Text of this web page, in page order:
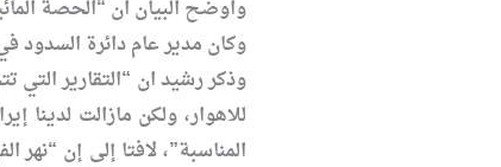
واوضح البيان ان “الحصة المائية المخصصة للعراق لا يصل
وكان مدير عام دائرة السدود في
وذكر رشيد ان “التقارير التي
للاهوار، ولكن مازالت لدينا